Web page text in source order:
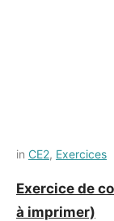
Posted
9
juillet
by
rapide
in CE2, Exercices
Exercice de
à imprimer)